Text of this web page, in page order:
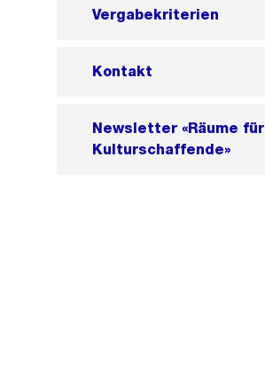
Vergabekriterien
Kontakt
Newsletter «Räume für
Kulturschaffende»